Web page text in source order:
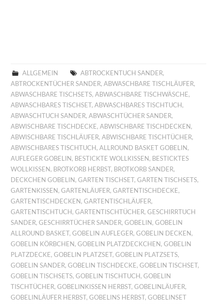
ALLGEMEIN ABTROCKENTUCH SANDER,
ABTROCKENTÜCHER SANDER,ABWASCHBARE TISCHLÄUFER,
ABWASCHBARE TISCHSETS,ABWASCHBARE TISCHWÄSCHE,
ABWASCHBARES TISCHSET,ABWASCHBARES TISCHTUCH,
ABWASCHTUCH SANDER,ABWASCHTÜCHER SANDER,
ABWISCHBARE TISCHDECKE,ABWISCHBARE TISCHDECKEN,
ABWISCHBARE TISCHLÄUFER,ABWISCHBARE TISCHTÜCHER,
ABWISCHBARES TISCHTUCH,ALLROUND BASKET GOBELIN,
AUFLEGER GOBELIN, BESTICKTE WOLLKISSEN, BESTICKTES
WOLLKISSEN, BROTKORB HERBST, BROTKORB SANDER,
DECKCHEN GOBELIN,GARTEN TISCHSET,GARTEN TISCHSETS,
GARTENKISSEN,GARTENLÄUFER,GARTENTISCHDECKE,
GARTENTISCHDECKEN,GARTENTISCHLÄUFER,
GARTENTISCHTUCH,GARTENTISCHTÜCHER,GESCHIRRTUCH
SANDER,GESCHIRRTÜCHER SANDER,GOBELIN,GOBELIN
ALLROUND BASKET,GOBELIN AUFLEGER,GOBELIN DECKEN,
GOBELIN KÖRBCHEN,GOBELIN PLATZDECKCHEN,GOBELIN
PLATZDECKE,GOBELIN PLATZSET,GOBELIN PLATZSETS,
GOBELIN SANDER,GOBELIN TISCHDECKE,GOBELIN TISCHSET,
GOBELIN TISCHSETS,GOBELIN TISCHTUCH,GOBELIN
TISCHTÜCHER,GOBELINKISSEN HERBST,GOBELINLÄUFER,
GOBELINLÄUFER HERBST,GOBELINS HERBST,GOBELINSET